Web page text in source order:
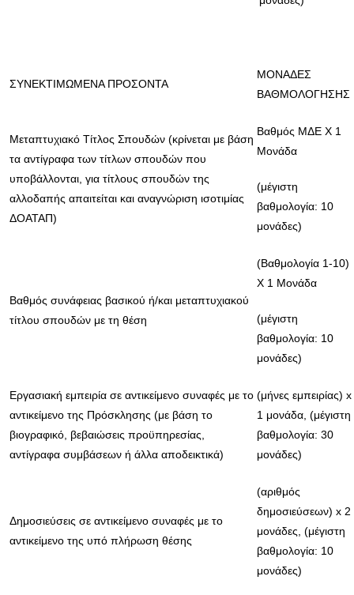
ΣΥΝΕΚΤΙΜΩΜΕΝΑ ΠΡΟΣΟΝΤΑ
ΜΟΝΑΔΕΣ
ΒΑΘΜΟΛΟΓΗΣΗΣ
Μεταπτυχιακό Τίτλος Σπουδών (κρίνεται με βάση
τα αντίγραφα των τίτλων σπουδών που
υποβάλλονται, για τίτλους σπουδών της
αλλοδαπής απαιτείται και αναγνώριση ισοτιμίας
ΔΟΑΤΑΠ)
Βαθμός ΜΔΕ Χ 1
Μονάδα
(μέγιστη
βαθμολογία: 10
μονάδες)
Βαθμός συνάφειας βασικού ή/και μεταπτυχιακού
τίτλου σπουδών με τη θέση
(Βαθμολογία 1-10)
Χ 1 Μονάδα
(μέγιστη
βαθμολογία: 10
μονάδες)
Εργασιακή εμπειρία σε αντικείμενο συναφές με το
αντικείμενο της Πρόσκλησης (με βάση το
βιογραφικό, βεβαιώσεις προϋπηρεσίας,
αντίγραφα συμβάσεων ή άλλα αποδεικτικά)
(μήνες εμπειρίας) x
1 μονάδα, (μέγιστη
βαθμολογία: 30
μονάδες)
Δημοσιεύσεις σε αντικείμενο συναφές με το
αντικείμενο της υπό πλήρωση θέσης
(αριθμός
δημοσιεύσεων) x 2
μονάδες, (μέγιστη
βαθμολογία: 10
μονάδες)